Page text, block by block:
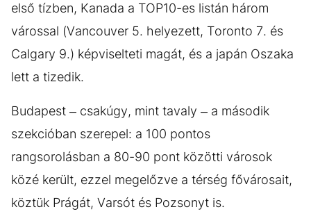
első tízben, Kanada a TOP10-es listán három
várossal (Vancouver 5. helyezett, Toronto 7. és
Calgary 9.) képviselteti magát, és a japán Oszaka
lett a tizedik.
Budapest – csakúgy, mint tavaly – a második
szekcióban szerepel: a 100 pontos
rangsorolásban a 80-90 pont közötti városok
közé került, ezzel megelőzve a térség fővárosait,
köztük Prágát, Varsót és Pozsonyt is.